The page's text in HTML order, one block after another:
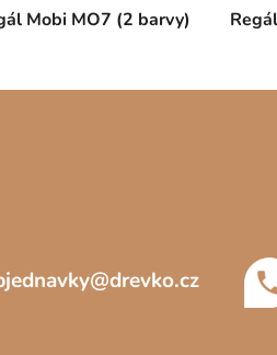
Mobi MO7 (2 barvy)
@drevko.cz